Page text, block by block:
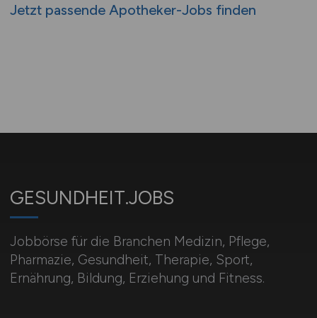
Jetzt passende Apotheker-Jobs finden
GESUNDHEIT.JOBS
Jobbörse für die Branchen Medizin, Pflege,
Pharmazie, Gesundheit, Therapie, Sport,
Ernährung, Bildung, Erziehung und Fitness.